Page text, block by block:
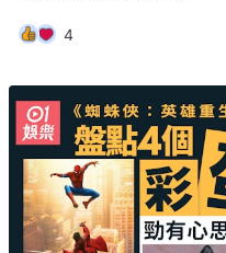
4